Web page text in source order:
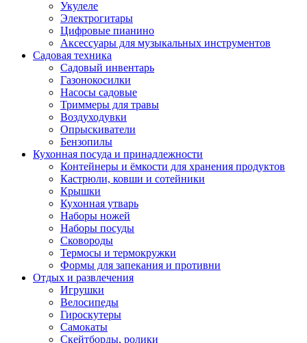
Укулеле
Электрогитары
Цифровые пианино
Аксессуары для музыкальных инструментов
Садовая техника
Садовый инвентарь
Газонокосилки
Насосы садовые
Триммеры для травы
Воздуходувки
Опрыскиватели
Бензопилы
Кухонная посуда и принадлежности
Контейнеры и ёмкости для хранения продуктов
Кастрюли, ковши и сотейники
Крышки
Кухонная утварь
Наборы ножей
Наборы посуды
Сковороды
Термосы и термокружки
Формы для запекания и противни
Отдых и развлечения
Игрушки
Велосипеды
Гироскутеры
Самокаты
Скейтборды, ролики